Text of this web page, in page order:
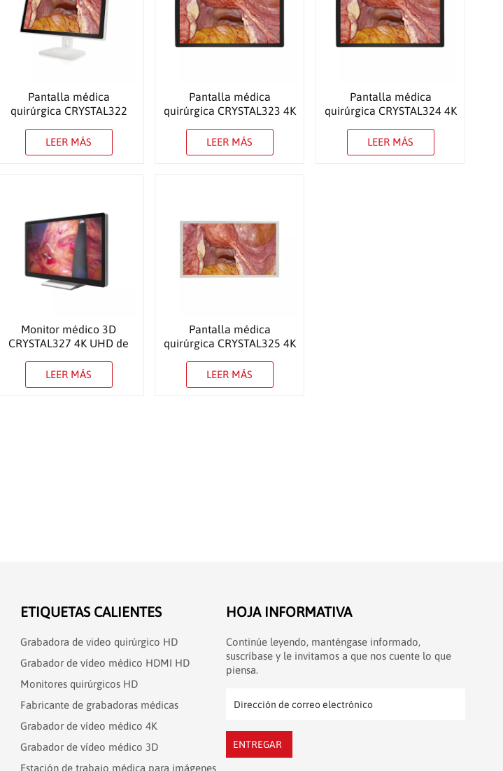
Pantalla médica
quirúrgica CRYSTAL322
LEER MÁS
Pantalla médica
quirúrgica CRYSTAL323 4K
LEER MÁS
Pantalla médica
quirúrgica CRYSTAL324 4K
LEER MÁS
Monitor médico 3D
CRYSTAL327 4K UHD de
LEER MÁS
Pantalla médica
quirúrgica CRYSTAL325 4K
LEER MÁS
ETIQUETAS CALIENTES
Grabadora de video quirúrgico HD
Grabador de vídeo médico HDMI HD
Monitores quirúrgicos HD
Fabricante de grabadoras médicas
Grabador de vídeo médico 4K
Grabador de vídeo médico 3D
Estación de trabajo médica para imágenes
HOJA INFORMATIVA
Continúe leyendo, manténgase informado,
suscríbase y le invitamos a que nos cuente lo que
piensa.
ENTREGAR